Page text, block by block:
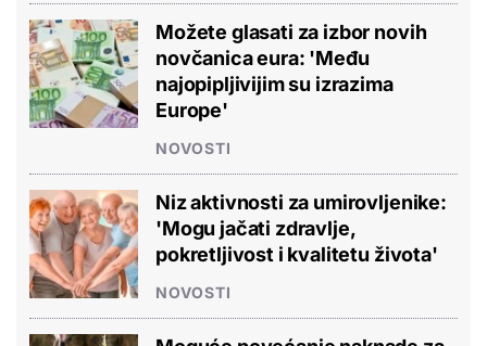
Možete glasati za izbor novih
novčanica eura: 'Među
najopipljivijim su izrazima
Europe'
NOVOSTI
Niz aktivnosti za umirovljenike:
'Mogu jačati zdravlje,
pokretljivost i kvalitetu života'
NOVOSTI